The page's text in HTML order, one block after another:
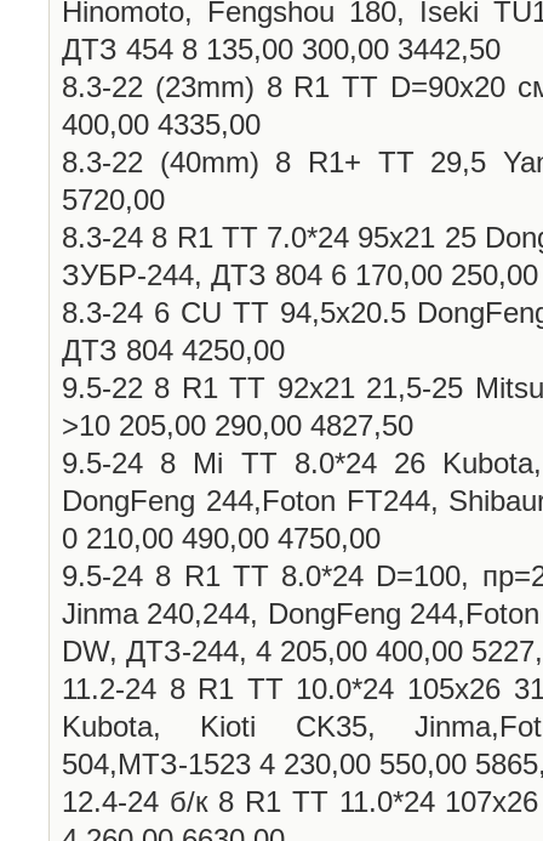
Hinomoto, Fengshou 180, Iseki
ДТЗ 454 8 135,00 300,00 3442,50
8.3-22 (23mm) 8 R1 TT D=90х20
400,00 4335,00
8.3-22 (40mm) 8 R1+ TT 29,5
5720,00
8.3-24 8 R1 TT 7.0*24 95х21 25
ЗУБР-244, ДТЗ 804 6 170,00 250,00
8.3-24 6 CU TT 94,5х20.5
ДТЗ 804 4250,00
9.5-22 8 R1 TT 92х21 21,5-25
>10 205,00 290,00 4827,50
9.5-24 8 Mi TT 8.0*24 26
DongFeng 244,Foton FT244,
0 210,00 490,00 4750,00
9.5-24 8 R1 TT 8.0*24 D=100,
Jinma 240,244, DongFeng
DW, ДТЗ-244, 4 205,00 400,00
11.2-24 8 R1 TT 10.0*24 105х26
Kubota, Kioti CK35,
504,МТЗ-1523 4 230,00 550,00
12.4-24 б/к 8 R1 TT 11.0*24